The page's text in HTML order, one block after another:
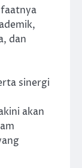
dan
sinergi
akan